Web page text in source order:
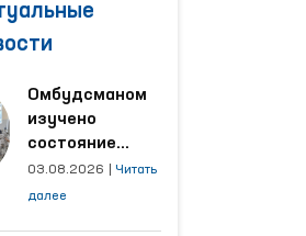
Омбудсманом
изучено
состояние
женщины,
пострадавшей от
03.08.2026
Читать
далее